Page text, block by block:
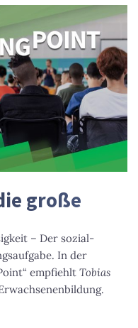
große
– Der sozial-
In der
empfiehlt Tobias